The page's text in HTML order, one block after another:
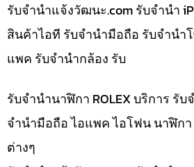
รับจํานําแจ้งวัฒนะ.com รับจำนำ
สินค้าไอที รับจำนำมือถือ รับจำนำ
แพค รับจำนำกล้อง รับ
รับจำนำนาฬิกา ROLEX บริการ รั
จำนำมือถือ ไอแพค ไอโฟน นาฬิก
ต่างๆ